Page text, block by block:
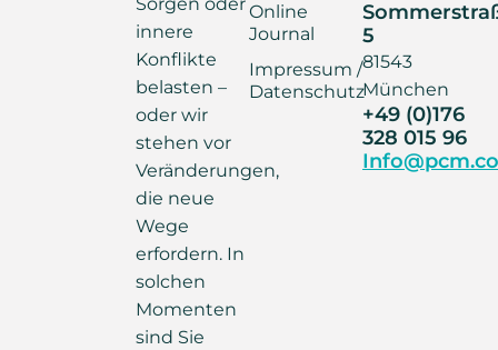
innere
Konflikte
belasten –
oder wir
stehen vor
Veränderungen,
die neue
Wege
erfordern. In
solchen
Momenten
sind Sie
Online
Journal
Impressum /
Datenschutz
5
81543
München
+49 (0)176
328 015 96